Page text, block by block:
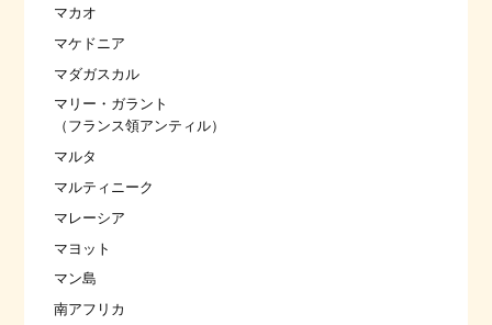
マカオ
マケドニア
マダガスカル
マリー・ガラント
（フランス領アンティル）
マルタ
マルティニーク
マレーシア
マヨット
マン島
南アフリカ